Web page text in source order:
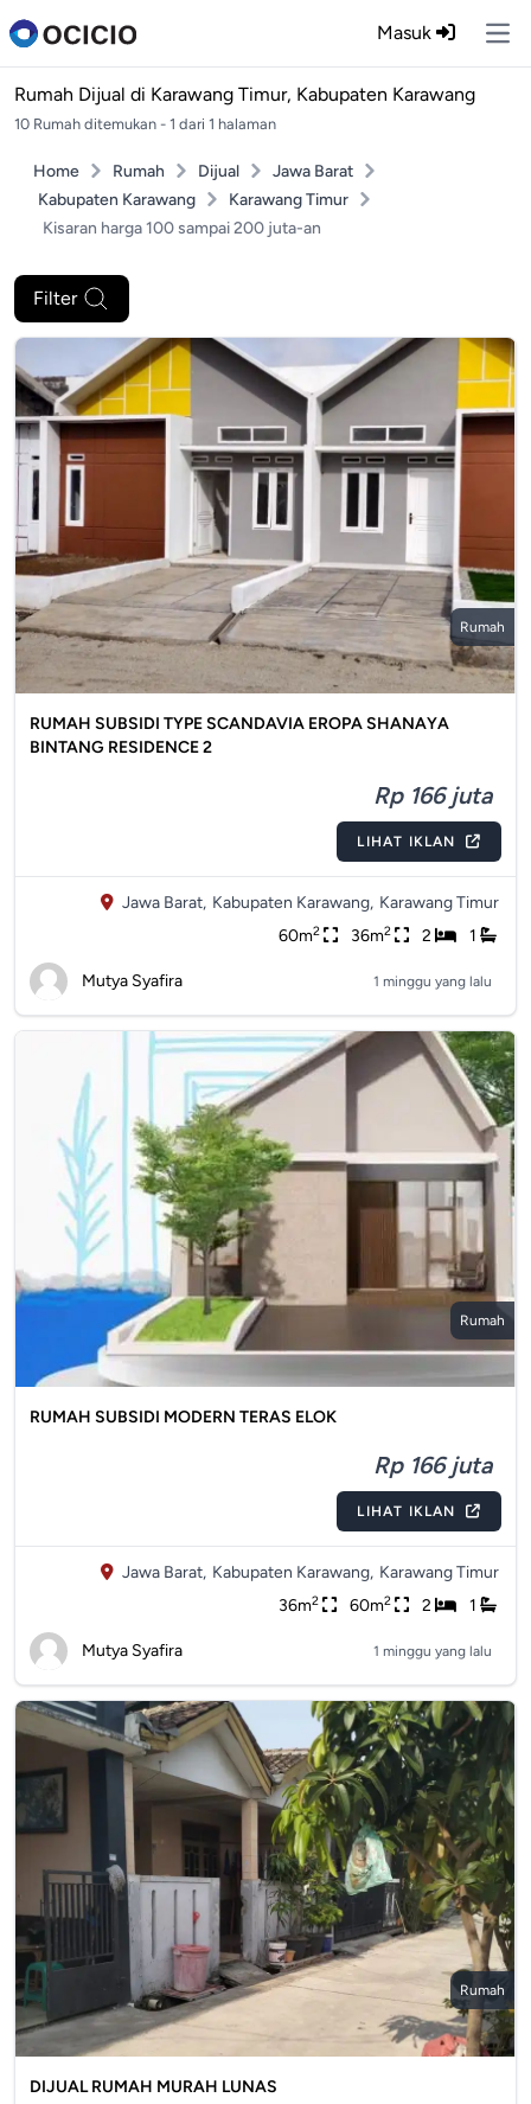
Masuk
Rumah Dijual di Karawang Timur, Kabupaten Karawang
10 Rumah ditemukan - 1 dari 1 halaman
Home Rumah Dijual
Jawa Barat
Kabupaten Karawang
Karawang Timur
Kisaran harga 100 sampai 200 juta-an
Filter
Rumah
RUMAH SUBSIDI TYPE SCANDAVIA EROPA SHANAYA
BINTANG RESIDENCE 2
Rp 166 juta
LIHAT IKLAN
Jawa Barat, Kabupaten Karawang, Karawang Timur
60m2 36m2 2 1
Mutya Syafira 1 minggu yang lalu
Rumah
RUMAH SUBSIDI MODERN TERAS ELOK
Rp 166 juta
LIHAT IKLAN
Jawa Barat, Kabupaten Karawang, Karawang Timur
36m2 60m2 2 1
Mutya Syafira 1 minggu yang lalu
Rumah
DIJUAL RUMAH MURAH LUNAS